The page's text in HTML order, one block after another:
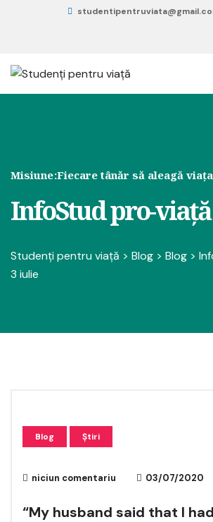
Misiune:Fiecare tânăr să aleagă viața
InfoStud pro-
Studenți pentru viață > Blog > Blog >
3 iulie
Blog Știri
niciun comentariu 03/07/2020
“My husband said that I